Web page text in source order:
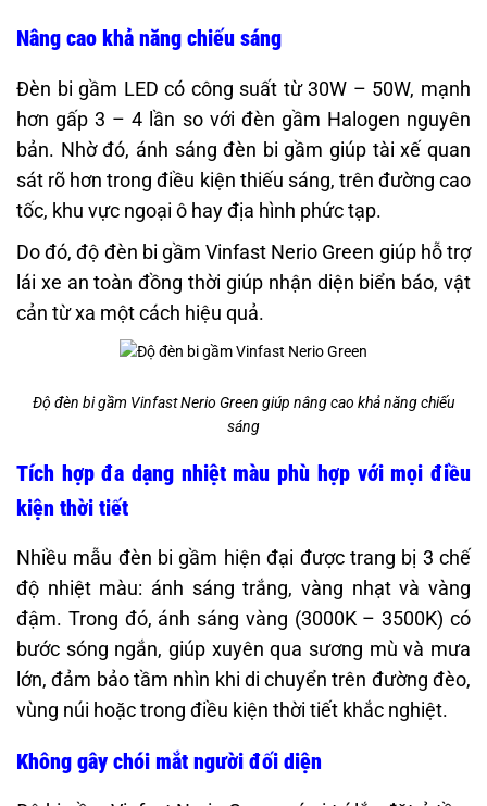
Nâng cao khả năng chiếu sáng
Đèn bi gầm LED có công suất từ 30W – 50W, mạnh
hơn gấp 3 – 4 lần so với đèn gầm Halogen nguyên
bản. Nhờ đó, ánh sáng đèn bi gầm giúp tài xế quan
sát rõ hơn trong điều kiện thiếu sáng, trên đường cao
tốc, khu vực ngoại ô hay địa hình phức tạp.
Do đó, độ đèn bi gầm Vinfast Nerio Green giúp hỗ trợ
lái xe an toàn đồng thời giúp nhận diện biển báo, vật
cản từ xa một cách hiệu quả.
Độ đèn bi gầm Vinfast Nerio Green giúp nâng cao khả năng chiếu
sáng
Tích hợp đa dạng nhiệt màu phù hợp với mọi điều
kiện thời tiết
Nhiều mẫu đèn bi gầm hiện đại được trang bị 3 chế
độ nhiệt màu: ánh sáng trắng, vàng nhạt và vàng
đậm. Trong đó, ánh sáng vàng (3000K – 3500K) có
bước sóng ngắn, giúp xuyên qua sương mù và mưa
lớn, đảm bảo tầm nhìn khi di chuyển trên đường đèo,
vùng núi hoặc trong điều kiện thời tiết khắc nghiệt.
Không gây chói mắt người đối diện